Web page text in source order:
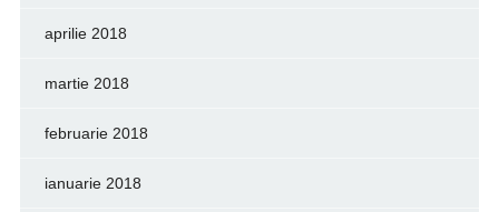
aprilie 2018
martie 2018
februarie 2018
ianuarie 2018